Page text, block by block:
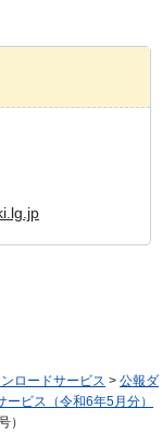
ロードサービス > 公報ダ
ビス（令和6年5月分）
）